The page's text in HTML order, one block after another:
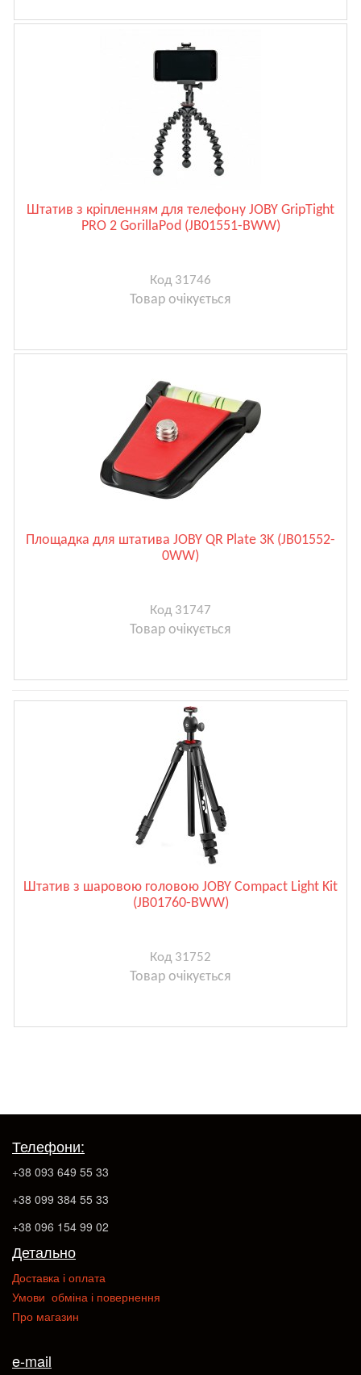
Штатив з кріпленням для телефону JOBY GripTight
PRO 2 GorillaPod (JB01551-BWW)
Код 31746
Товар очікується
Площадка для штатива JOBY QR Plate 3K (JB01552-
0WW)
Код 31747
Товар очікується
Штатив з шаровою головою JOBY Compact Light Kit
(JB01760-BWW)
Код 31752
Товар очікується
Телефони:
+38 093 649 55 33
+38 099 384 55 33
+38 096 154 99 02
Детально
Доставка і оплата
Умови обміна і повернення
Про магазин
e-mail